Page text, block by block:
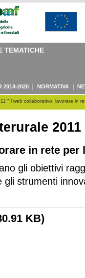
TEMATICHE
2014-2020 NORMATIVA
"Il web collaborativo: lavorare in
2011
in rete
gli obiettivi
gli strumenti
KB)